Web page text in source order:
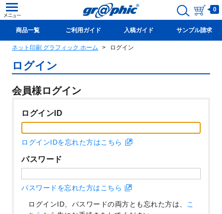
0
商品一覧 ご利用ガイド 入稿ガイド サンプル請求
新規会員登録(無料)
ネット印刷 グラフィック ホーム ログイン
ログイン
会員様ログイン
ログインID
ログインIDを忘れた方はこちら
パスワード
パスワードを忘れた方はこちら
ログインID、パスワードの両方とも忘れた方は、 こ